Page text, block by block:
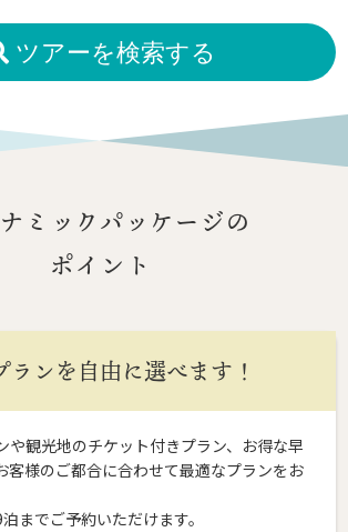
ツアーを検索する
ミックパッケージの
ポイント
ランを自由に選べます！
や観光地のチケット付きプラン、お得な早
客様のご都合に合わせて最適なプランをお
までご予約いただけます。